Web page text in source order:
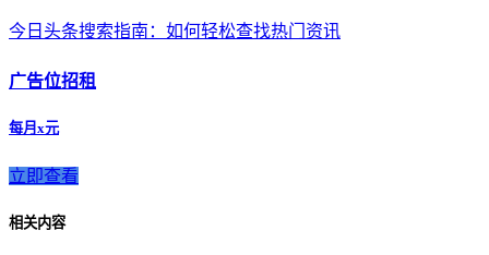
今日头条搜索指南：如何轻松查找热门资讯
广告位招租
每月x元
立即查看
相关内容